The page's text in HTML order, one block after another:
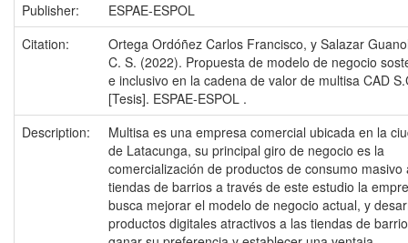
Publisher:
ESPAE-ESPOL
Citation:
Ortega Ordóñez Carlos Francisco, y Salazar
C. S. (2022). Propuesta de modelo de negocio
e inclusivo en la cadena de valor de multisa CAD
[Tesis]. ESPAE-ESPOL .
Description:
Multisa es una empresa comercial ubicada en la
de Latacunga, su principal giro de negocio es la
comercialización de productos de consumo masivo
tiendas de barrios a través de este estudio la
busca mejorar el modelo de negocio actual, y
productos digitales atractivos a las tiendas de